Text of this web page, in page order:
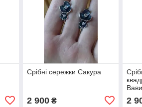
Срібні сережки Сакура
2 900₴ 2